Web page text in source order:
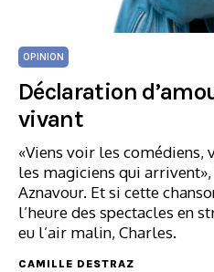
OPINION
Déclaration
vivant
«Viens voir les
les magiciens qui
Aznavour. Et si cette
l’heure des spectacles en
eu l’air malin, Charles.
CAMILLE DESTRAZ